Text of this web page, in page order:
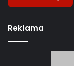
Reklama